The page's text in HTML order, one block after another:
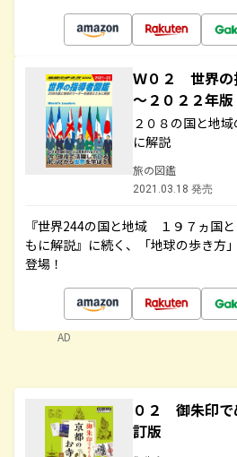
Ｗ０２ 世界の
～２０２２年版
２０８の国と地
に解説
旅の図鑑
2021.03.18 発売
『世界244の国と地域 １９７ヵ国
もに解説』に続く、「地球の歩き方
登場！
AD
０２ 御朱印
訂版